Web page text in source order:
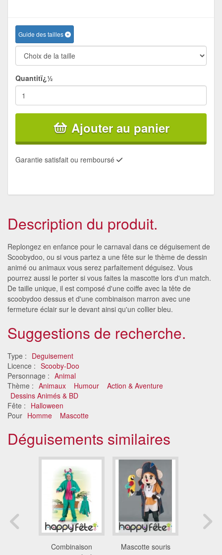
Guide des tailles
Quantitï¿½
Ajouter au panier
Garantie satisfait ou remboursé
Description du produit.
Replongez en enfance pour le carnaval dans ce déguisement de
Scoobydoo, ou si vous partez a une fête sur le thème de dessin
animé ou animaux vous serez parfaitement déguisez. Vous
pourrez aussi le porter si vous faites la mascotte lors d'un match.
De taille unique, il est composé d'une coiffe avec la tête de
scoobydoo dessus et d'une combinaison marron avec une
fermeture éclair sur le devant ainsi qu'un collier bleu.
Suggestions de recherche.
Type : Deguisement
Licence : Scooby-Doo
Personnage : Animal
Thème : Animaux Humour
Action & Aventure
Dessins Animés & BD
Fête : Halloween
Pour Homme Mascotte
Déguisements similaires
Combinaison
Mascotte souris